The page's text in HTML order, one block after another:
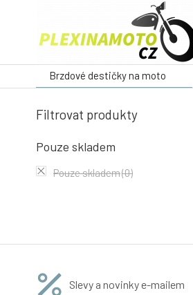
Brzdové destičky na moto
Filtrovat produkty
Pouze skladem
Pouze skladem(0)
Slevy a novinky e-mailem